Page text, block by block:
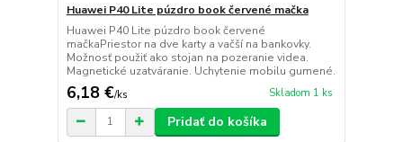
Huawei P40 Lite púzdro book červené mačka
Huawei P40 Lite púzdro book červené
mačkaPriestor na dve karty a vačší na bankovky.
Možnosť použiť ako stojan na pozeranie videa.
Magnetické uzatváranie. Uchytenie mobilu gumené.
6,18 €/ks Skladom 1 ks
Pridať do košíka